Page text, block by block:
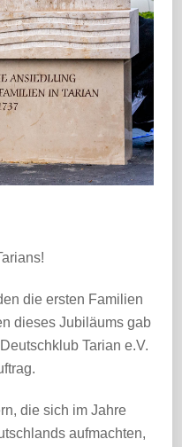
die ersten Familien
dieses Jubiläums gab
Tarian e.V.
die sich im Jahre
aufmachten,